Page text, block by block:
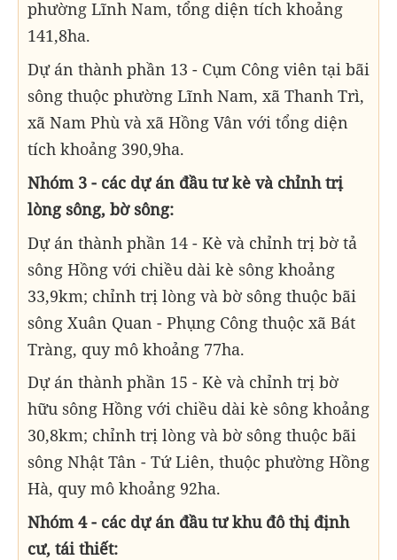
phường Lĩnh Nam, tổng diện tích khoảng
141,8ha.
Dự án thành phần 13 - Cụm Công viên tại bãi
sông thuộc phường Lĩnh Nam, xã Thanh Trì,
xã Nam Phù và xã Hồng Vân với tổng diện
tích khoảng 390,9ha.
Nhóm 3 - các dự án đầu tư kè và chỉnh trị
lòng sông, bờ sông:
Dự án thành phần 14 - Kè và chỉnh trị bờ tả
sông Hồng với chiều dài kè sông khoảng
33,9km; chỉnh trị lòng và bờ sông thuộc bãi
sông Xuân Quan - Phụng Công thuộc xã Bát
Tràng, quy mô khoảng 77ha.
Dự án thành phần 15 - Kè và chỉnh trị bờ
hữu sông Hồng với chiều dài kè sông khoảng
30,8km; chỉnh trị lòng và bờ sông thuộc bãi
sông Nhật Tân - Tứ Liên, thuộc phường Hồng
Hà, quy mô khoảng 92ha.
Nhóm 4 - các dự án đầu tư khu đô thị định
cư, tái thiết: